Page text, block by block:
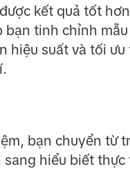
kết quả tốt
bạn tinh chỉnh
hiệu suất và tối ưu
bạn chuyển từ
hiểu biết thực